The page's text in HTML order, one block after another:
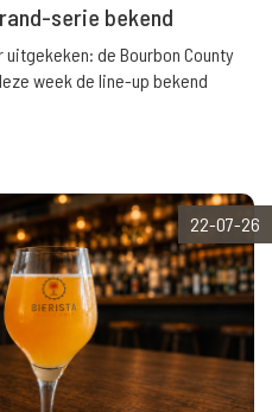
serie bekend
de Bourbon County
week de line-up bekend
22-07-26